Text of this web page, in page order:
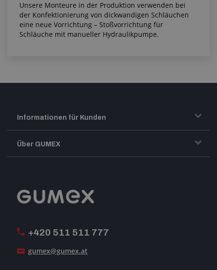
Unsere Monteure in der Produktion verwenden bei
der Konfektionierung von dickwandigen Schläuchen
eine neue Vorrichtung – Stoßvorrichtung für
Schläuche mit manueller Hydraulikpumpe.
+420 511 511 777
gumex@gumex.at
Informationen für Kunden
Transport und Warenversand
Reklamation
Über GUMEX
GUMEX stellt sich vor